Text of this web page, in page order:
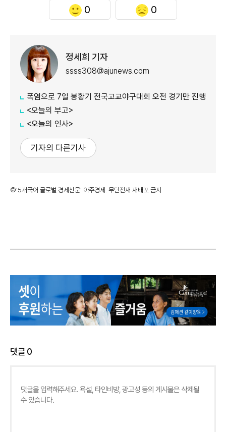
0 0
정세희 기자
ssss308@ajunews.com
폭염으로 7일 봉황기 전국고교야구대회 오전 경기만 진행
<오늘의 부고>
<오늘의 인사>
기자의 다른기사
©'5개국어 글로벌 경제신문' 아주경제. 무단전재·재배포 금지
댓글0